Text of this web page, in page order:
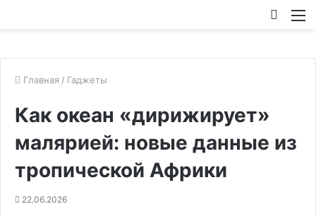
Главная / Гаджеты
Как океан «дирижирует»
малярией: новые данные из
тропической Африки
22.06.2026